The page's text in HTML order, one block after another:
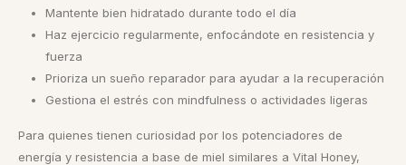
Mantente bien hidratado durante todo el día
Haz ejercicio regularmente, enfocándote en resistencia y
fuerza
Prioriza un sueño reparador para ayudar a la recuperación
Gestiona el estrés con mindfulness o actividades ligeras
Para quienes tienen curiosidad por los potenciadores de
energía y resistencia a base de miel similares a Vital Honey,